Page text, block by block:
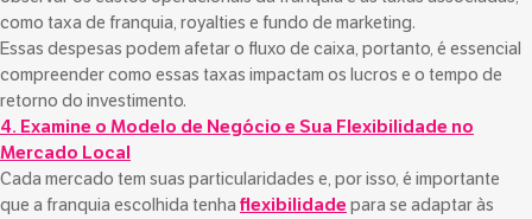
como taxa de franquia, royalties e fundo de marketing.
Essas despesas podem afetar o fluxo de caixa, portanto, é essencial
compreender como essas taxas impactam os lucros e o tempo de
retorno do investimento.
4. Examine o Modelo de Negócio e Sua Flexibilidade no
Mercado Local
Cada mercado tem suas particularidades e, por isso, é importante
que a franquia escolhida tenha flexibilidade para se adaptar às